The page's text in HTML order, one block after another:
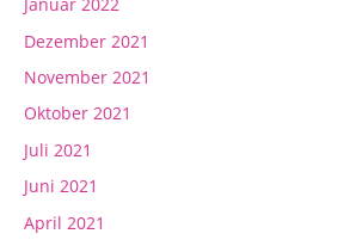
Dezember 2021
November 2021
Oktober 2021
Juli 2021
Juni 2021
April 2021